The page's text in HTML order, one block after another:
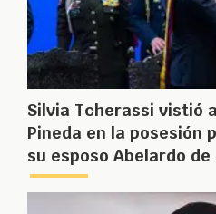
Silvia Tcherassi vistió
Pineda en la posesión
su esposo Abelardo de